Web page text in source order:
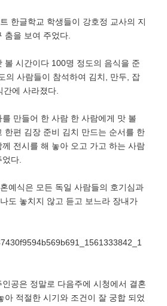
한글학교 학생들이 강호정 교사의 지
춤을 보여 주었다.
볼 시간이다 100명 정도의 음식을 준
의 사람들이 참석하여 김치, 만두, 잡
간에 사라졌다.
만들어 한 사람 한 사람에게 맛 볼
한편 김장 준비 김치 만드는 순서를 한
전시를 해 놓아 오고 가고 하는 사람
었다.
예식은 모든 독일 사람들의 호기심과
도 놓치지 않고 듣고 보느라 장내가
공은 정말로 다음주에 시청에서 결혼
아 적절한 시기와 조건이 잘 궁합 되었